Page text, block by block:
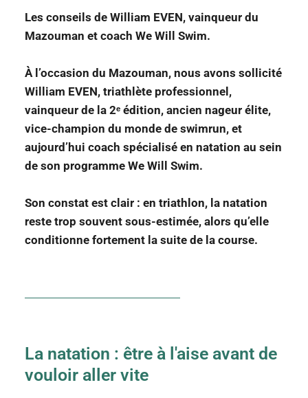
Les conseils de William EVEN, vainqueur du
Mazouman et coach We Will Swim.
À l’occasion du Mazouman, nous avons sollicité
William EVEN, triathlète professionnel,
vainqueur de la 2ᵉ édition, ancien nageur élite,
vice-champion du monde de swimrun, et
aujourd’hui coach spécialisé en natation au sein
de son programme We Will Swim.
Son constat est clair : en triathlon, la natation
reste trop souvent sous-estimée, alors qu’elle
conditionne fortement la suite de la course.
La natation : être à l'aise avant de
vouloir aller vite